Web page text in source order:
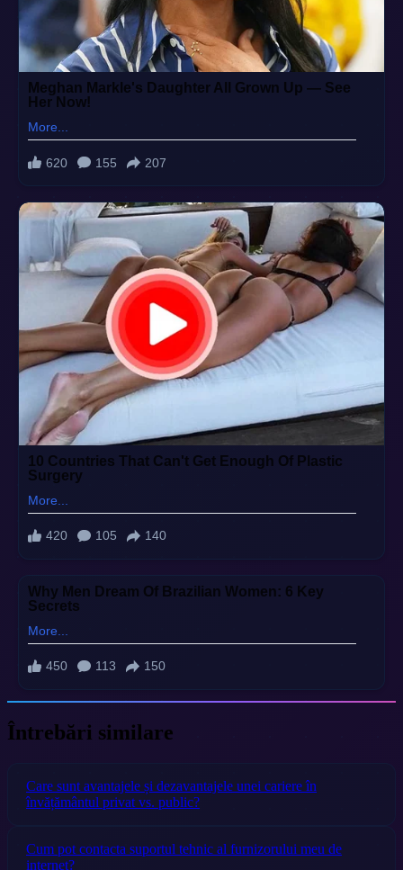
Întrebări similare
Care sunt avantajele și dezavantajele unei cariere în
învățământul privat vs. public?
Cum pot contacta suportul tehnic al furnizorului meu de
internet?